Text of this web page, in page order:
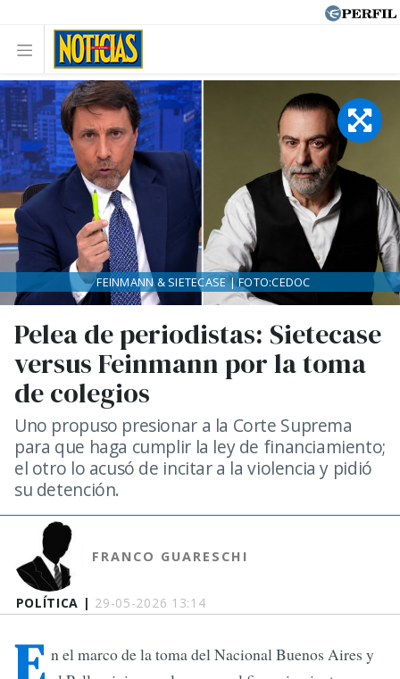
POLÍTICA | 29-05-2026 13:14
Pelea de periodistas: Sietecase
versus Feinmann por la toma
de colegios
Uno propuso presionar a la Corte Suprema
para que haga cumplir la ley de financiamiento;
el otro lo acusó de incitar a la violencia y pidió
su detención.
FRANCO GUARESCHI
FEINMANN & SIETECASE | FOTO:CEDOC
n el marco de la toma del Nacional Buenos Aires y